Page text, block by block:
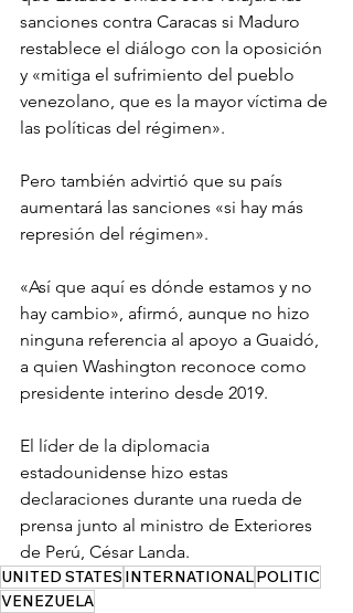
sanciones contra Caracas si Maduro
restablece el diálogo con la oposición
y «mitiga el sufrimiento del pueblo
venezolano, que es la mayor víctima de
las políticas del régimen».
Pero también advirtió que su país
aumentará las sanciones «si hay más
represión del régimen».
«Así que aquí es dónde estamos y no
hay cambio», afirmó, aunque no hizo
ninguna referencia al apoyo a Guaidó,
a quien Washington reconoce como
presidente interino desde 2019.
El líder de la diplomacia
estadounidense hizo estas
declaraciones durante una rueda de
prensa junto al ministro de Exteriores
de Perú, César Landa.
UNITED STATES INTERNATIONALPOLITIC
VENEZUELA